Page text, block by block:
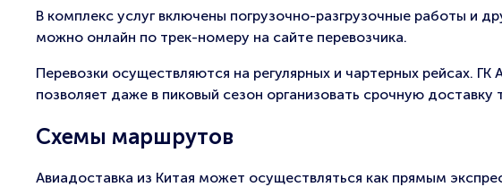
В комплекс услуг включены погрузочно-разгрузочные работы и
можно онлайн по трек-номеру на сайте перевозчика.
Перевозки осуществляются на регулярных и чартерных рейсах.
позволяет даже в пиковый сезон организовать срочную
Схемы маршрутов
Авиадоставка из Китая может осуществляться как прямым